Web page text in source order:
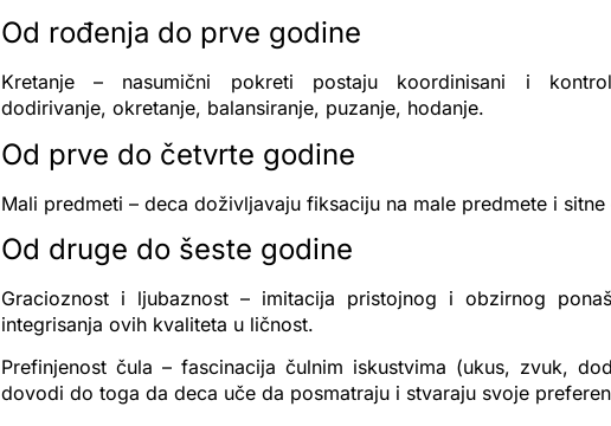
Od rođenja do prve godine
Kretanje – nasumični pokreti postaju koordinisani i
dodirivanje, okretanje, balansiranje, puzanje, hodanje.
Od prve do četvrte godine
Mali predmeti – deca doživljavaju fiksaciju na male predmete i sitne
Od druge do šeste godine
Gracioznost i ljubaznost – imitacija pristojnog i obzirnog
integrisanja ovih kvaliteta u ličnost.
Prefinjenost čula – fascinacija čulnim iskustvima (ukus, zvuk,
dovodi do toga da deca uče da posmatraju i stvaraju svoje